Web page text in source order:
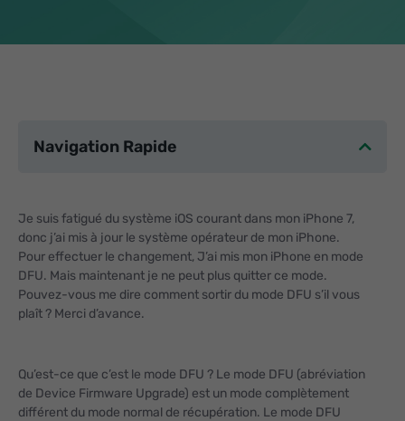
Navigation Rapide
Je suis fatigué du système iOS courant dans mon iPhone 7,
donc j’ai mis à jour le système opérateur de mon iPhone.
Pour effectuer le changement, J’ai mis mon iPhone en mode
DFU. Mais maintenant je ne peut plus quitter ce mode.
Pouvez-vous me dire comment sortir du mode DFU s’il vous
plaît ? Merci d’avance.
Qu’est-ce que c’est le mode DFU ? Le mode DFU (abréviation
de Device Firmware Upgrade) est un mode complètement
différent du mode normal de récupération. Le mode DFU